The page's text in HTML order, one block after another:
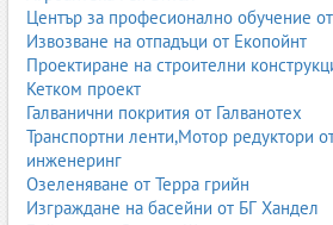
Център за професионално обучение
Извозване на отпадъци от Екопойнт
Проектиране на строителни
Кетком проект
Галванични покрития от Галванотех
Транспортни ленти,Мотор редуктори
инженеринг
Озеленяване от Терра грийн
Изграждане на басейни от БГ Хандел